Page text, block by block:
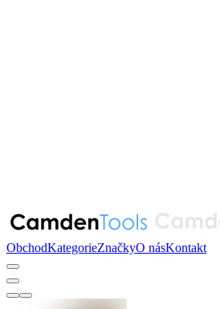
ObchodKategorieZnačkyO násKontakt